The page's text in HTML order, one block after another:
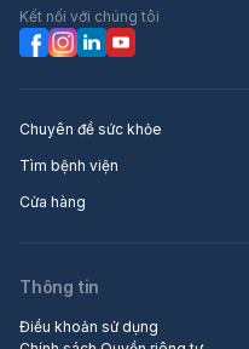
Kết nối với chúng tôi
Chuyên đề sức khỏe
Tìm bệnh viện
Cửa hàng
Thông tin
Điều khoản sử dụng